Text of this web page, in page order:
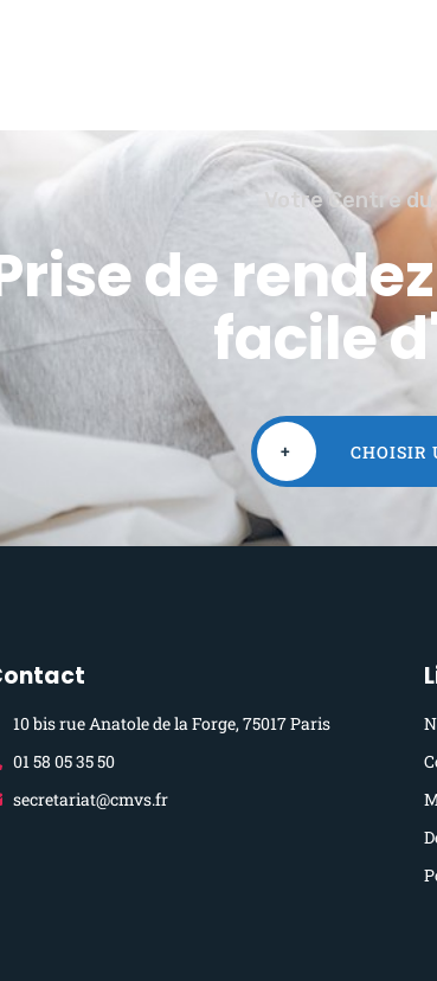
Votre Centre
de
facile
+ CHOISIR
10 bis rue Anatole de la Forge, 75017 Paris
01 58 05 35 50
secretariat@cmvs.fr